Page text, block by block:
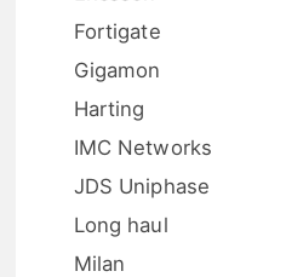
Fortigate
Gigamon
Harting
IMC Networks
JDS Uniphase
Long haul
Milan